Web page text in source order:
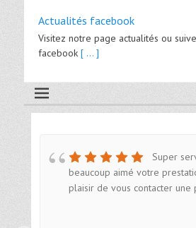
Actualités facebook
Visitez notre page actualités ou
facebook [ ... ]
Super
beaucoup aimé votre
plaisir de vous contacter une